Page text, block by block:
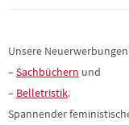
Unsere
–Sachbüchern und
– Belletristik.
Spannender